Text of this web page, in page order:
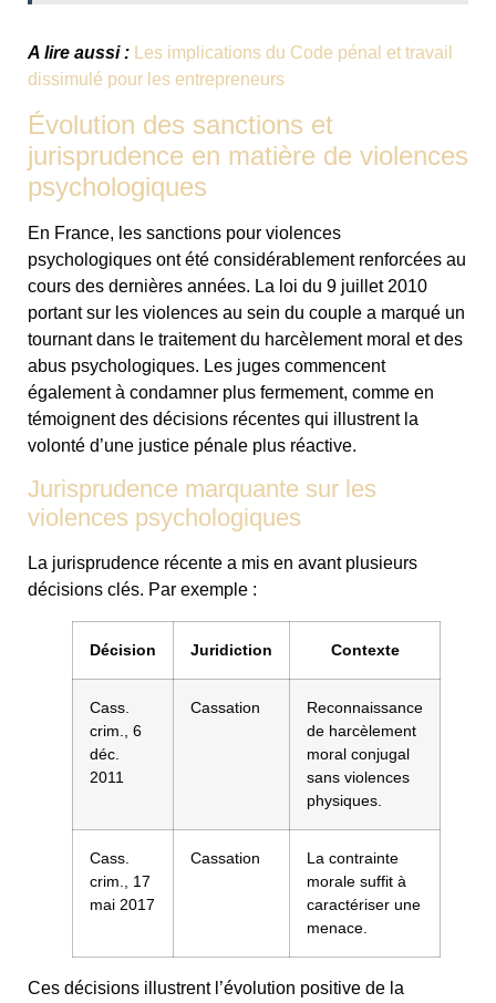
A lire aussi :
Les implications du Code pénal et travail
dissimulé pour les entrepreneurs
Évolution des sanctions et
jurisprudence en matière de violences
psychologiques
En France, les sanctions pour violences
psychologiques ont été considérablement renforcées au
cours des dernières années. La loi du 9 juillet 2010
portant sur les violences au sein du couple a marqué un
tournant dans le traitement du harcèlement moral et des
abus psychologiques. Les juges commencent
également à condamner plus fermement, comme en
témoignent des décisions récentes qui illustrent la
volonté d’une justice pénale plus réactive.
Jurisprudence marquante sur les
violences psychologiques
La jurisprudence récente a mis en avant plusieurs
décisions clés. Par exemple :
Décision Juridiction Contexte
Cass.
crim., 6
déc.
2011
Cassation
Reconnaissance
de harcèlement
moral conjugal
sans violences
physiques.
Cass.
crim., 17
mai 2017
Cassation
La contrainte
morale suffit à
caractériser une
menace.
Ces décisions illustrent l’évolution positive de la